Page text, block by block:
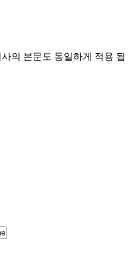
의 본문도 동일하게 적용 됩